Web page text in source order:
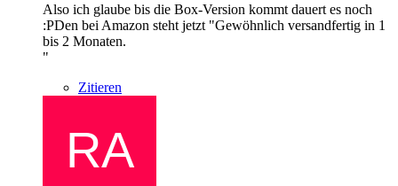
Also ich glaube bis die Box-Version kommt dauert es noch
:PDen bei Amazon steht jetzt "Gewöhnlich versandfertig in 1
bis 2 Monaten.
"
Zitieren